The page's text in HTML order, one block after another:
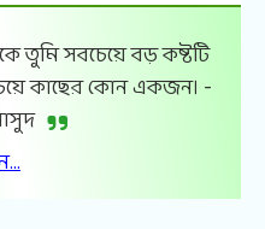
তুমি সবচেয়ে বড় কষ্টটি
কাছের কোন একজন। -